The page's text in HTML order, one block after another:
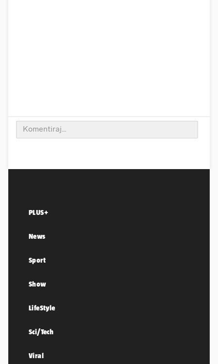
PLUS+
News
Sport
Show
LifeStyle
Sci/Tech
Viral